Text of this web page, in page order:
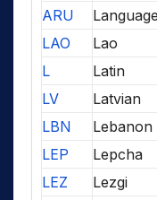
ARU
LAO
Lao
L
Latin
LV
Latvian
LBN
LEP
Lepcha
LEZ
Lezgi